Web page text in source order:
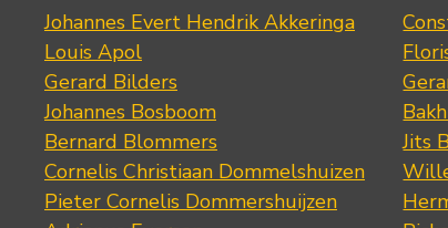
Johannes Evert Hendrik Akkeringa
Louis Apol
Gerard Bilders
Johannes Bosboom
Bernard Blommers
Cornelis Christiaan Dommelshuizen
Pieter Cornelis Dommershuijzen
Jits